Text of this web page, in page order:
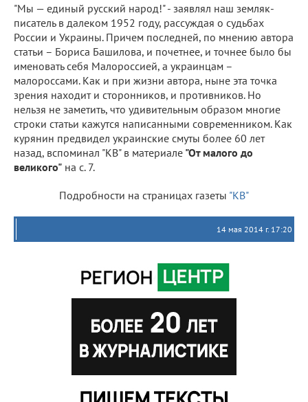
"Мы — единый русский народ!" - заявлял наш земляк-
писатель в далеком 1952 году, рассуждая о судьбах
России и Украины. Причем последней, по мнению автора
статьи – Бориса Башилова, и почетнее, и точнее было бы
именовать себя Малороссией, а украинцам –
малороссами. Как и при жизни автора, ныне эта точка
зрения находит и сторонников, и противников. Но
нельзя не заметить, что удивительным образом многие
строки статьи кажутся написанными современником. Как
курянин предвидел украинские смуты более 60 лет
назад, вспоминал "КВ" в материале "От малого до
великого" на с. 7.
Подробности на страницах газеты "КВ"
14 мая 2014 г. 17:20